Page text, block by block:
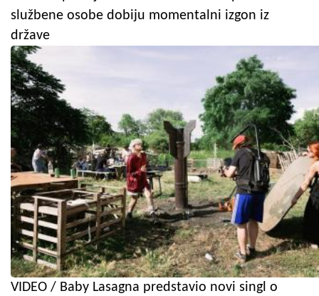
službene osobe dobiju momentalni izgon iz
države
VIDEO / Baby Lasagna predstavio novi singl o